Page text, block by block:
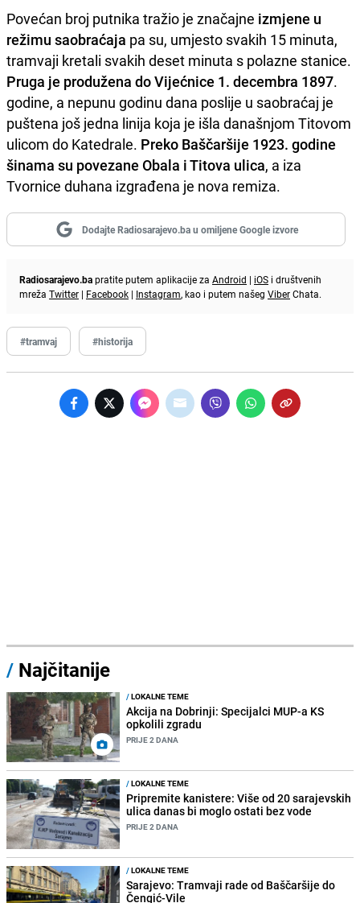
Povećan broj putnika tražio je značajne izmjene u
režimu saobraćaja pa su, umjesto svakih 15 minuta,
tramvaji kretali svakih deset minuta s polazne stanice.
Pruga je produžena do Vijećnice 1. decembra 1897.
godine, a nepunu godinu dana poslije u saobraćaj je
puštena još jedna linija koja je išla današnjom Titovom
ulicom do Katedrale. Preko Baščaršije 1923. godine
šinama su povezane Obala i Titova ulica, a iza
Tvornice duhana izgrađena je nova remiza.
Dodajte Radiosarajevo.ba u omiljene Google izvore
Radiosarajevo.bapratite putem aplikacije za Android | iOS i društvenih
mreža Twitter | Facebook | Instagram, kao i putem našeg ViberChata.
#tramvaj #historija
/ Najčitanije
/LOKALNE TEME
Akcija na Dobrinji: Specijalci MUP-a KS
opkolili zgradu
PRIJE 2 DANA
/LOKALNE TEME
Pripremite kanistere: Više od 20 sarajevskih
ulica danas bi moglo ostati bez vode
PRIJE 2 DANA
/LOKALNE TEME
Sarajevo: Tramvaji rade od Baščaršije do
Čengić-Vile